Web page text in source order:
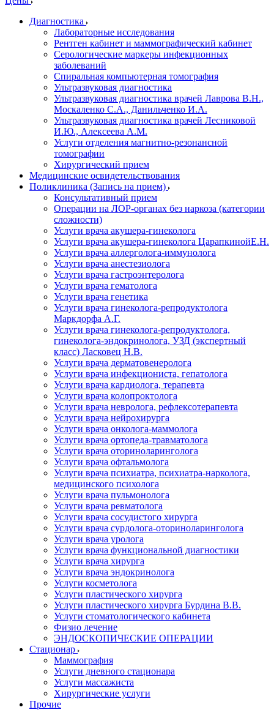
Диагностика
Лабораторные исследования
Рентген кабинет и маммографический кабинет
Серологические маркеры инфекционных
заболеваний
Спиральная компьютерная томография
Ультразвуковая диагностика
Ультразвуковая диагностика врачей Лаврова В.Н.,
Москаленко С.А., Данильченко И.А.
Ультразвуковая диагностика врачей Лесниковой
И.Ю., Алексеева А.М.
Услуги отделения магнитно-резонансной
томографии
Хирургический прием
Медицинские освидетельствования
Поликлиника (Запись на прием)
Консультативный прием
Операции на ЛОР-органах без наркоза (категории
сложности)
Услуги врача акушера-гинеколога
Услуги врача акушера-гинеколога ЦарапкинойЕ.Н.
Услуги врача аллерголога-иммунолога
Услуги врача анестезиолога
Услуги врача гастроэнтеролога
Услуги врача гематолога
Услуги врача генетика
Услуги врача гинеколога-репродуктолога
Маркдорфа А.Г.
Услуги врача гинеколога-репродуктолога,
гинеколога-эндокринолога, УЗД (экспертный
класс) Ласковец Н.В.
Услуги врача дерматовенеролога
Услуги врача инфекциониста, гепатолога
Услуги врача кардиолога, терапевта
Услуги врача колопроктолога
Услуги врача невролога, рефлексотерапевта
Услуги врача нейрохирурга
Услуги врача онколога-маммолога
Услуги врача ортопеда-травматолога
Услуги врача оториноларинголога
Услуги врача офтальмолога
Услуги врача психиатра, психиатра-нарколога,
медицинского психолога
Услуги врача пульмонолога
Услуги врача ревматолога
Услуги врача сосудистого хирурга
Услуги врача сурдолога-оториноларинголога
Услуги врача уролога
Услуги врача функциональной диагностики
Услуги врача хирурга
Услуги врача эндокринолога
Услуги косметолога
Услуги пластического хирурга
Услуги пластического хирурга Бурдина В.В.
Услуги стоматологического кабинета
Физио лечение
ЭНДОСКОПИЧЕСКИЕ ОПЕРАЦИИ
Стационар
Маммография
Услуги дневного стационара
Услуги массажиста
Хирургические услуги
Прочие